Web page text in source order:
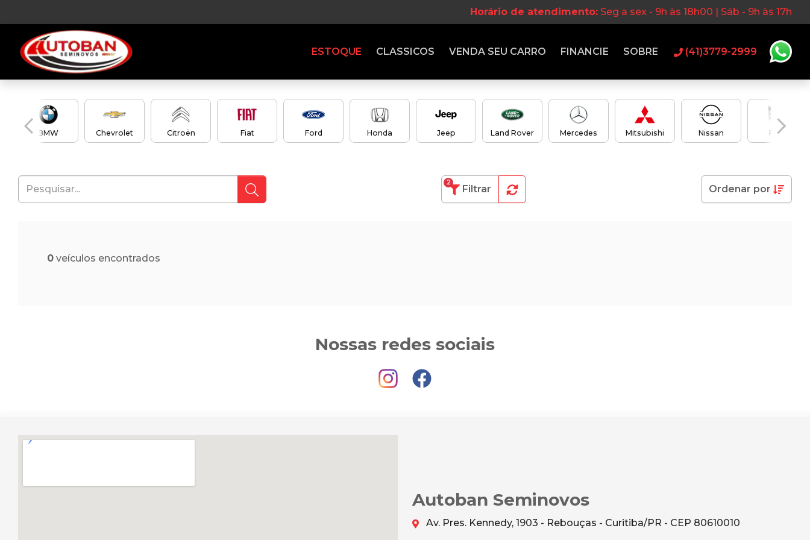
Horário de atendimento: Seg a sex - 9h às 18h00 | Sáb - 9h às 17h
ESTOQUE CLASSICOS VENDA SEU CARRO FINANCIE SOBRE (41)3779-2999
BMW Chevrolet Citroën Fiat Ford Honda Jeep Land Rover Mercedes Mitsubishi Nissan RAM
Filtrar
2
Ordenar por
0 veículos encontrados
Nossas redes sociais
Autoban Seminovos
Av. Pres. Kennedy, 1903 - Rebouças - Curitiba/PR - CEP 80610010